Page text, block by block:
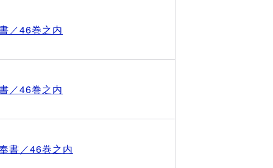
／46巻之内
／46巻之内
書／46巻之内